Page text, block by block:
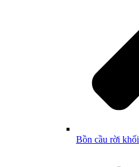
Bồn cầu rời khối